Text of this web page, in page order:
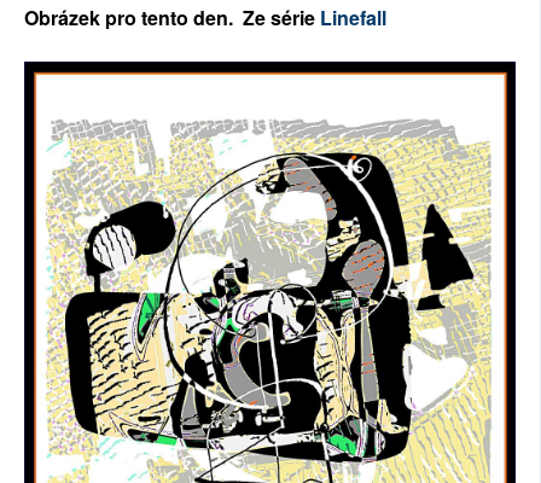
SOCIÁLNÍ SÍTĚ
PLNÁ VERZE STRÁNEK
Obrázek pro tento den. Zesérie Linefall